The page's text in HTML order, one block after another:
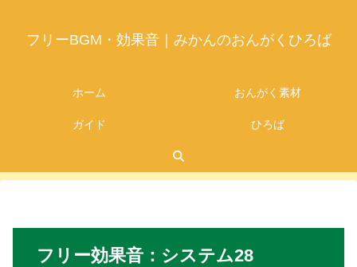
フリーBGM・効果音｜みかんのおんがくひろば
ホーム おんがく素材
ガイド ひろば
フリー効果音： システム28